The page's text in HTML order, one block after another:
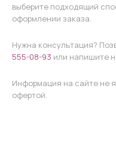
выберите подходящий
оформлении заказа.
Нужна консультация?
555-08-93 или напишите
Информация на сайте не
офертой.